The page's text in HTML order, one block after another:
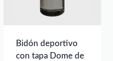
Bidón deportivo
con tapa Dome de